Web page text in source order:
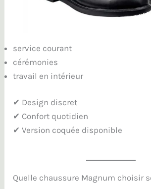
service courant
cérémonies
travail en intérieur
✔ Design discret
✔ Confort quotidien
✔ Version coquée disponible
Quelle chaussure Magnum choisir